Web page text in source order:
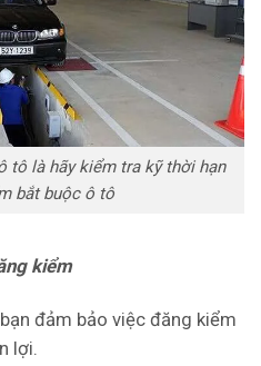
tô là hãy kiểm tra kỹ thời hạn
bắt buộc ô tô
kiểm
đảm bảo việc đăng kiểm
lợi.